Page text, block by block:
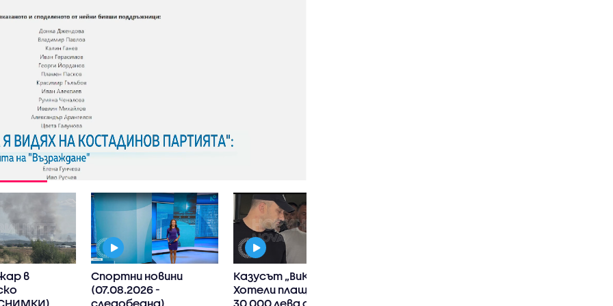
в
Спортни новини
(07.08.2026 -
следобедна)
Казусът „ВиК-Бургас“:
Хотели плащали до
30 000 лева след